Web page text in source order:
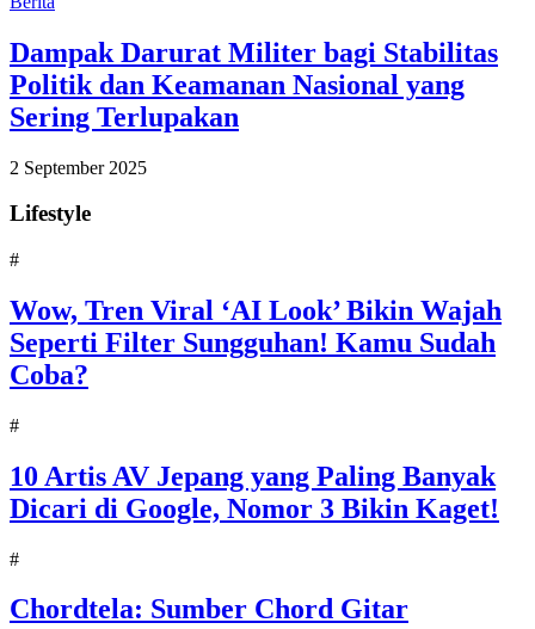
Dampak Darurat Militer bagi Stabilitas
Politik dan Keamanan Nasional yang
Sering Terlupakan
2 September 2025
Lifestyle
#
Wow, Tren Viral ‘AI Look’ Bikin Wajah
Seperti Filter Sungguhan! Kamu Sudah
Coba?
#
10 Artis AV Jepang yang Paling Banyak
Dicari di Google, Nomor 3 Bikin Kaget!
#
Chordtela: Sumber Chord Gitar